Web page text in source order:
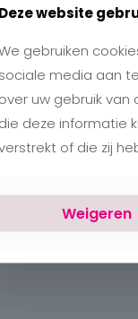
Deze website
gebruiken
sociale media aan
over uw gebruik
die deze informatie
of die zij
Weigeren